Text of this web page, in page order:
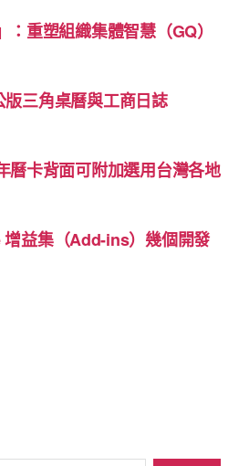
重塑組織集體智慧（GQ）
三角桌曆與工商日誌
曆卡背面可附加選用台灣各地
益集（Add-ins）幾個開發